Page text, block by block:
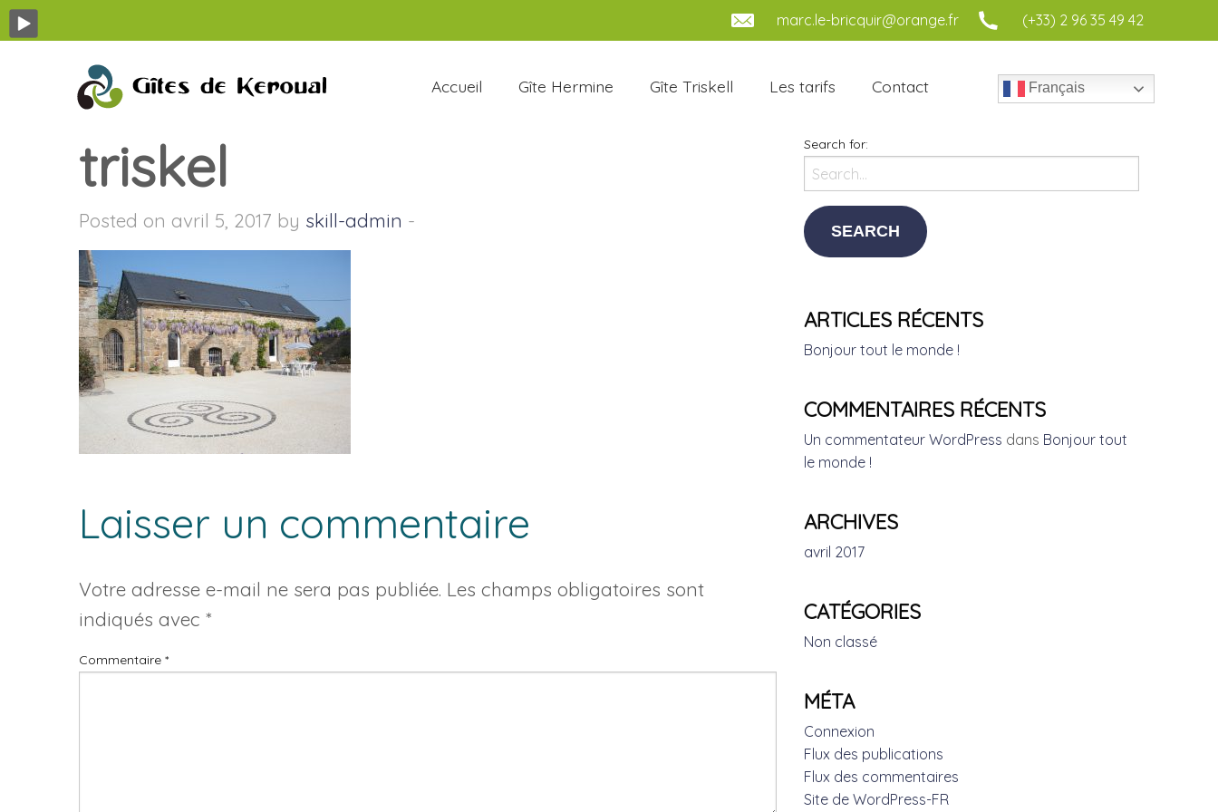
marc.le-bricquir@orange.fr (+33) 2 96 35 49 42
Accueil Gîte Hermine Gîte Triskell Les tarifs Contact Français
triskel
Posted on avril 5, 2017 by skill-admin -
Laisser un commentaire
Votre adresse e-mail ne sera pas publiée. Les champs obligatoires sont
indiqués avec *
Commentaire *
Search for:
ARTICLES RÉCENTS
Bonjour tout le monde !
COMMENTAIRES RÉCENTS
Un commentateur WordPress dans Bonjour tout
le monde !
ARCHIVES
avril 2017
CATÉGORIES
Non classé
MÉTA
Connexion
Flux des publications
Flux des commentaires
Site de WordPress-FR